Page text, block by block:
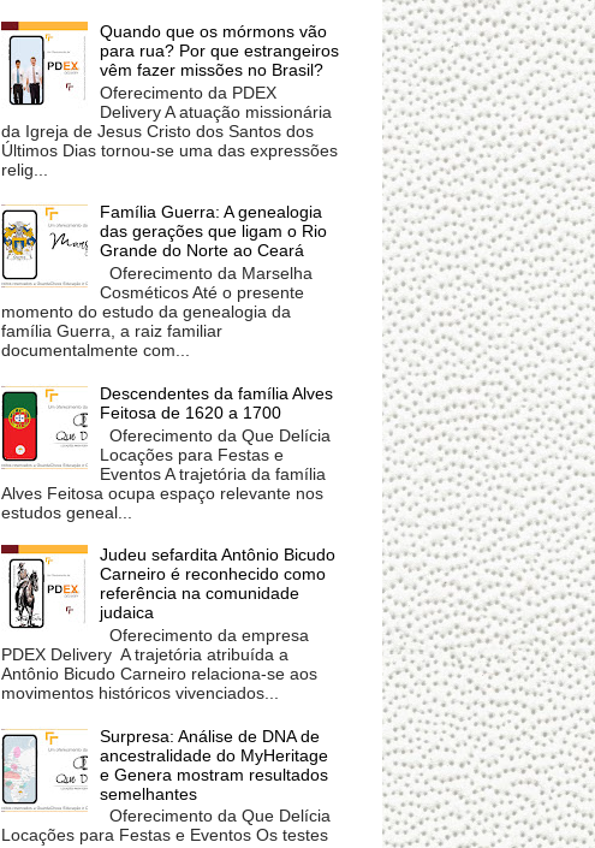
Quando que os mórmons vão
para rua? Por que estrangeiros
vêm fazer missões no Brasil?
Oferecimento da PDEX
Delivery A atuação missionária
da Igreja de Jesus Cristo dos Santos dos
Últimos Dias tornou-se uma das expressões
relig...
Família Guerra: A genealogia
das gerações que ligam o Rio
Grande do Norte ao Ceará
Oferecimento da Marselha
Cosméticos Até o presente
momento do estudo da genealogia da
família Guerra, a raiz familiar
documentalmente com...
Descendentes da família Alves
Feitosa de 1620 a 1700
Oferecimento da Que Delícia
Locações para Festas e
Eventos A trajetória da família
Alves Feitosa ocupa espaço relevante nos
estudos geneal...
Judeu sefardita Antônio Bicudo
Carneiro é reconhecido como
referência na comunidade
judaica
Oferecimento da empresa
PDEX Delivery A trajetória atribuída a
Antônio Bicudo Carneiro relaciona-se aos
movimentos históricos vivenciados...
Surpresa: Análise de DNA de
ancestralidade do MyHeritage
e Genera mostram resultados
semelhantes
Oferecimento da Que Delícia
Locações para Festas e Eventos Os testes